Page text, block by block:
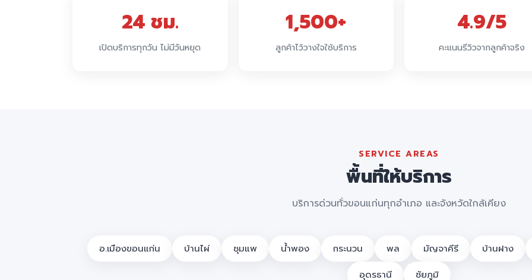
24 ชม.
เปิดบริการทุกวัน ไม่มีวันหยุด
1,500+
ลูกค้าไว้วางใจใช้บริการ
4.9/5
คะแนนรีวิวจากลูกค้าจริง
SERVICE AREAS
พื้นที่ให้บริการ
บริการด่วนทั่วขอนแก่นทุกอำเภอ และจังหวัดใกล้เคียง
อ.เมืองขอนแก่น บ้านไผ่ ชุมแพ น้ำพอง กระนวน พล มัญจาคีรี
บ้านฝาง
อุดรธานี
ชัยภูมิ